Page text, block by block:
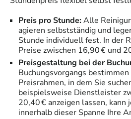
Preis pro Stunde:Alle
agieren selbstständig und
Stunde individuell fest. In der
Preise zwischen 16,90 € und
Preisgestaltung bei der
Buchungsvorgangs
Preisrahmen, in dem Sie
beispielsweise Dienstleister
20,40 € anzeigen lassen, kann
innerhalb dieser Spanne Ihre